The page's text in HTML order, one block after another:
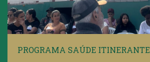
PROGRAMA SAÚDE ITINERANTE